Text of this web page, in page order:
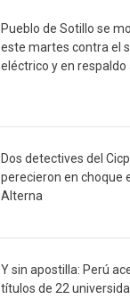
Pueblo de Sotillo se
este martes contra el
eléctrico y en respaldo
Dos detectives del
perecieron en choque
Alterna
Y sin apostilla: Perú
títulos de 22